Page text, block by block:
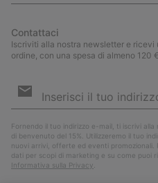
Contattaci
Iscriviti alla nostra newsletter e ricevi
ordine, con una spesa di almeno 120
e-
Fornendo il tuo indirizzo e-mail, ti iscrivi
di benvenuto del 15%. Utilizzeremo il tuo
nuovi arrivi, offerte ed eventi
dati per scopi di marketing e su come puoi
Informativa sulla Privacy